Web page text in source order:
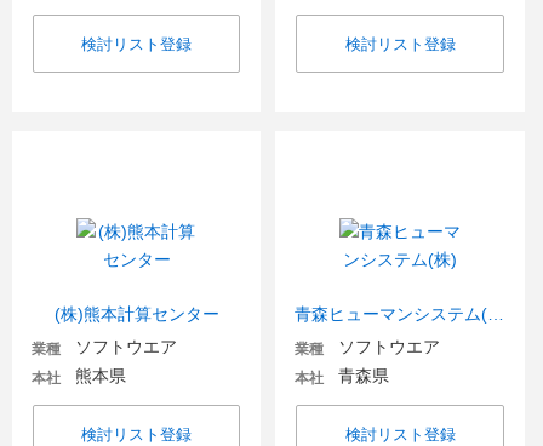
検討リスト登録 検討リスト登録
(株)熊本計算センター
業種 ソフトウエア
本社 熊本県
検討リスト登録
業種 ソフトウエア
本社 青森県
検討リスト登録